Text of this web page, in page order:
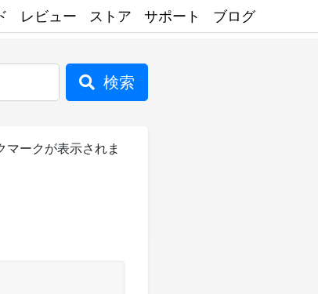
レビュー ストア サポート ブログ
検索
マークが表示されま